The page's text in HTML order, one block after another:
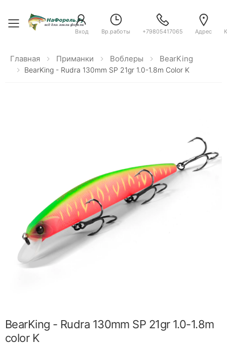
Toggle menu
Вход Вр.работы +79805417065 Адрес
Главная Приманки Воблеры BearKing
BearKing - Rudra 130mm SP 21gr 1.0-1.8m Color K
BearKing - Rudra 130mm SP 21gr 1.0-1.8m
color K